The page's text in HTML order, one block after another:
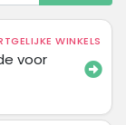
WINKELS
voor